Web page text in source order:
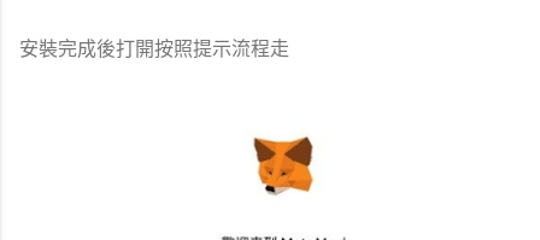
安裝完成後打開按照提示流程走